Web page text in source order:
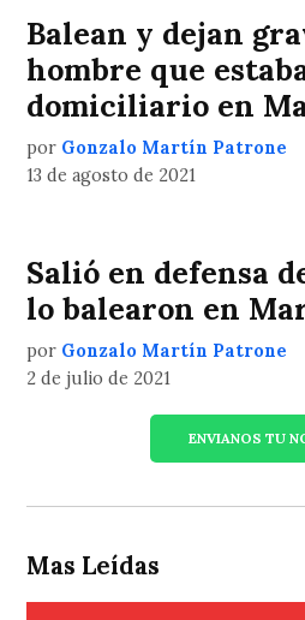
Balean y dejan
hombre que
domiciliario en
por Gonzalo Martín Patrone
13 de agosto de 2021
Salió en defensa
lo balearon en
por Gonzalo Martín Patrone
2 de julio de 2021
ENVIANOS TU
Mas Leídas